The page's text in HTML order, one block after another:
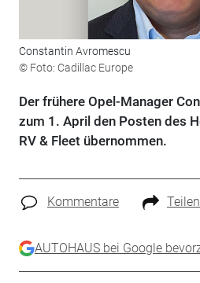
Constantin Avromescu
© Foto: Cadillac Europe
Der frühere Opel-Manager
zum 1. April den Posten des
RV & Fleet übernommen.
Kommentare Teilen
AUTOHAUS bei Google